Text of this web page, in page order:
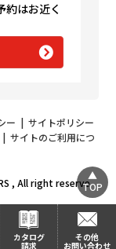
約はお近く
ー | サイトポリシー
サイトのご利用につ
, All right reserveTOP
カタログ
請求
その他
お問い合わせ